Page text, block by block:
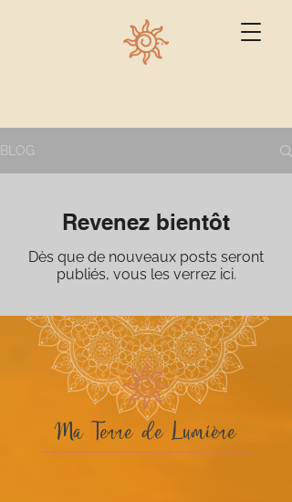
BLOG
Revenez bientôt
Dès que de nouveaux posts seront
publiés, vous les verrez ici.
Ma Terre de Lumière